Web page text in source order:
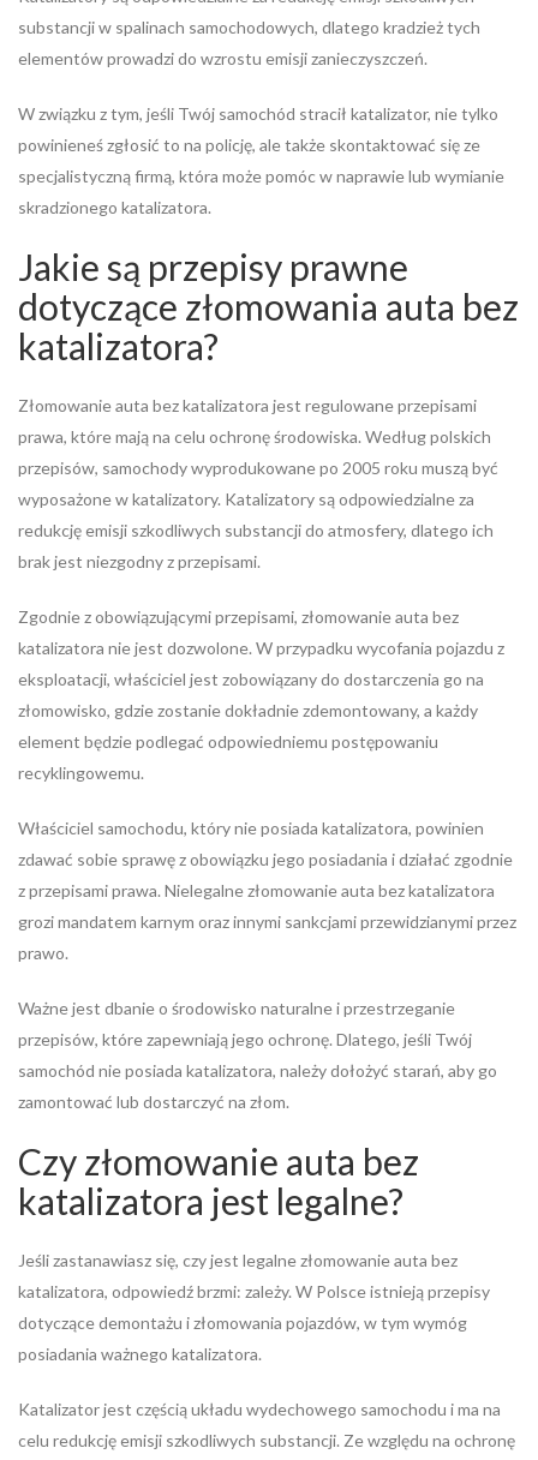
substancji w spalinach samochodowych, dlatego kradzież tych
elementów prowadzi do wzrostu emisji zanieczyszczeń.
W związku z tym, jeśli Twój samochód stracił katalizator, nie tylko
powinieneś zgłosić to na policję, ale także skontaktować się ze
specjalistyczną firmą, która może pomóc w naprawie lub wymianie
skradzionego katalizatora.
Jakie są przepisy prawne
dotyczące złomowania auta bez
katalizatora?
Złomowanie auta bez katalizatora jest regulowane przepisami
prawa, które mają na celu ochronę środowiska. Według polskich
przepisów, samochody wyprodukowane po 2005 roku muszą być
wyposażone w katalizatory. Katalizatory są odpowiedzialne za
redukcję emisji szkodliwych substancji do atmosfery, dlatego ich
brak jest niezgodny z przepisami.
Zgodnie z obowiązującymi przepisami, złomowanie auta bez
katalizatora nie jest dozwolone. W przypadku wycofania pojazdu z
eksploatacji, właściciel jest zobowiązany do dostarczenia go na
złomowisko, gdzie zostanie dokładnie zdemontowany, a każdy
element będzie podlegać odpowiedniemu postępowaniu
recyklingowemu.
Właściciel samochodu, który nie posiada katalizatora, powinien
zdawać sobie sprawę z obowiązku jego posiadania i działać zgodnie
z przepisami prawa. Nielegalne złomowanie auta bez katalizatora
grozi mandatem karnym oraz innymi sankcjami przewidzianymi przez
prawo.
Ważne jest dbanie o środowisko naturalne i przestrzeganie
przepisów, które zapewniają jego ochronę. Dlatego, jeśli Twój
samochód nie posiada katalizatora, należy dołożyć starań, aby go
zamontować lub dostarczyć na złom.
Czy złomowanie auta bez
katalizatora jest legalne?
Jeśli zastanawiasz się, czy jest legalne złomowanie auta bez
katalizatora, odpowiedź brzmi: zależy. W Polsce istnieją przepisy
dotyczące demontażu i złomowania pojazdów, w tym wymóg
posiadania ważnego katalizatora.
Katalizator jest częścią układu wydechowego samochodu i ma na
celu redukcję emisji szkodliwych substancji. Ze względu na ochronę